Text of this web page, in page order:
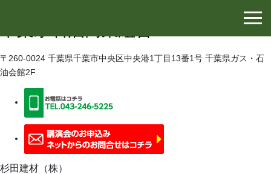
〒260-0024 千葉県千葉市中央区中央港1丁目13番1号 千葉県ガス・石
油会館2F
杉田建材（株）